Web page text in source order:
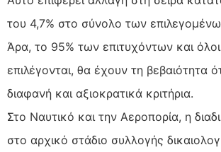
του 4,7% στο σύνολο των
Άρα, το 95% των επιτυχόντων και
επιλέγονται, θα έχουν τη βεβαιότητα
διαφανή και αξιοκρατικά κριτήρια.
Στο Ναυτικό και την Αεροπορία, η
στο αρχικό στάδιο συλλογής